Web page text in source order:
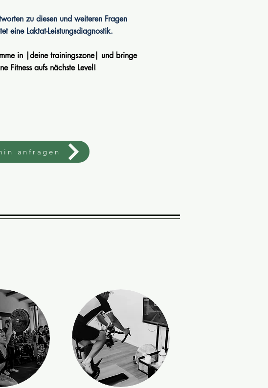
zu diesen und weiteren Fragen
eine Laktat-Leistungsdiagnostik.
in |deine trainingszone| und bringe
Fitness aufs nächste Level!
anfragen